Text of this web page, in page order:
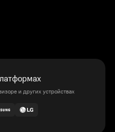
и других устройствах